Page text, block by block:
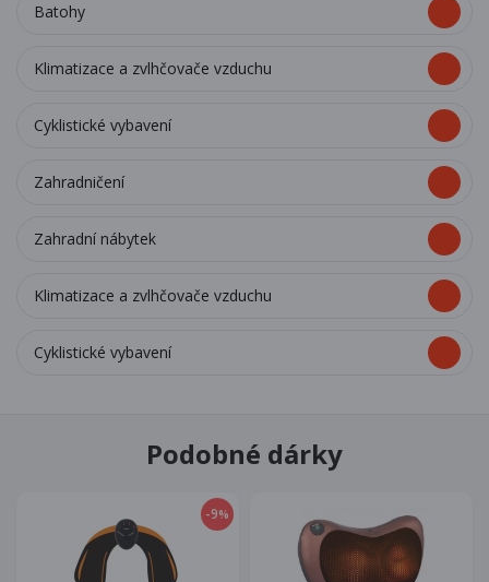
Batohy
Klimatizace a zvlhčovače vzduchu
Cyklistické vybavení
Zahradničení
Zahradní nábytek
Klimatizace a zvlhčovače vzduchu
Cyklistické vybavení
Podobné dárky
-9%